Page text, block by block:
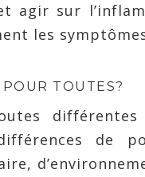
agir sur
les
TOUTES?
de